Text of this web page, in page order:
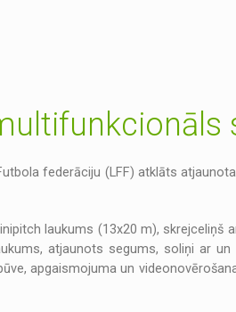
federāciju (LFF) atklāts
laukums (13x20 m), skrejceliņš
atjaunots segums, soliņi ar
apgaismojuma un